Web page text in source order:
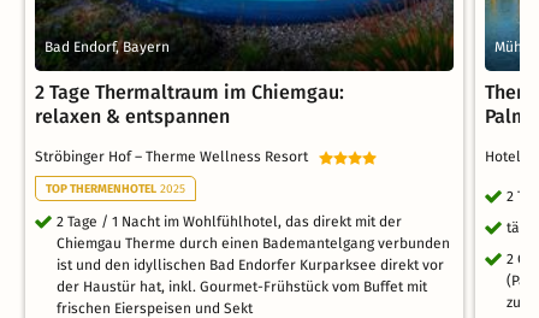
Bad Endorf, Bayern
2 Tage Thermaltraum im Chiemgau:
relaxen & entspannen
Ströbinger Hof – Therme Wellness Resort
TOP THERMENHOTEL 2025
2 Tage / 1 Nacht im Wohlfühlhotel, das direkt mit der
Chiemgau Therme durch einen Bademantelgang verbunden
ist und den idyllischen Bad Endorfer Kurparksee direkt vor
der Haustür hat, inkl. Gourmet-Frühstück vom Buffet mit
frischen Eierspeisen und Sekt
Hotel
2
2